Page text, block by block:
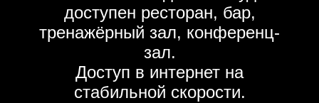
доступен ресторан, бар,
тренажёрный зал, конференц-
зал.
Доступ в интернет на
стабильной скорости.